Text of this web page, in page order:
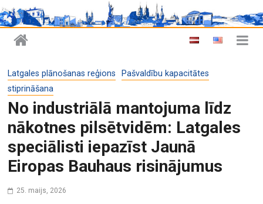
Latgales plānošanas reģions
Pašvaldību kapacitātes
stiprināšana
No industriālā mantojuma līdz
nākotnes pilsētvidēm: Latgales
speciālisti iepazīst Jaunā
Eiropas Bauhaus risinājumus
25. maijs, 2026